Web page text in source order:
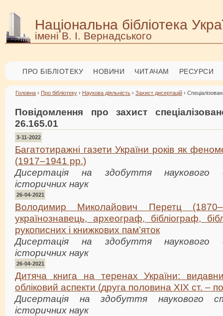
Національна бібліотека
імені В. І. Вернадського
ПРО БІБЛІОТЕКУ НОВИНИ ЧИТАЧАМ РЕСУРСИ
Головна › Про бібліотеку › Наукова діяльність › Захист дисертацій ›
Повідомлення про захист
26.165.01
3-11-2022
Багатотиражні газети України років як
(1917–1941 рр.)
Дисертація на здобуття наукового
історичних наук
26-04-2021
Володимир Миколайович Перетц
українознавець, археограф, бібліограф,
рукописних і книжкових пам’яток
Дисертація на здобуття наукового
історичних наук
26-04-2021
Дитяча книга на теренах України:
обліковий аспекти (друга половина ХІХ ст. –
Дисертація на здобуття наукового
історичних наук